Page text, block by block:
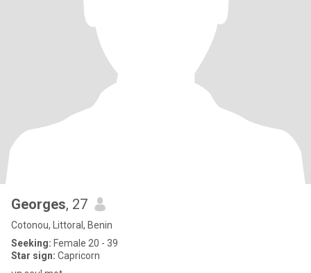
Georges, 27
Cotonou, Littoral, Benin
Seeking: Female 20 - 39
Star sign: Capricorn